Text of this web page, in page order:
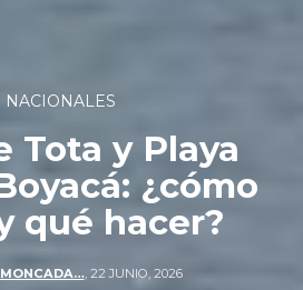
NACIONALES
Tota y Playa
¿cómo
qué hacer?
, 22 JUNIO, 2026